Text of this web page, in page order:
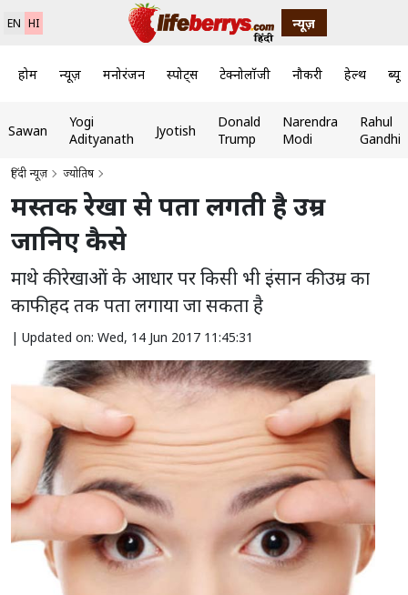
EN HI न्यूज़
होम न्यूज़ मनोरंजन स्पोर्ट्स टेक्नोलॉजी नौकरी हेल्थ
Sawan
Yogi
Adityanath
Jyotish
Donald
Trump
Narendra
Modi
Rahul
Gandhi
हिंदी न्यूज़ ज्योतिष
मस्तक रेखा से पता लगती है उम्र
जानिए कैसे
माथे की रेखाओं के आधार पर किसी भी इंसान की उम्र का
काफी हद तक पता लगाया जा सकता है
| Updated on: Wed, 14 Jun 2017 11:45:31